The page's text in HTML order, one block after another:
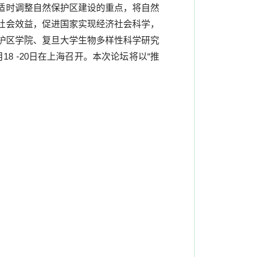
时调整自然保护区建设的重点，将自然
效益，促进国家实现经济社会科学，
区学院、复旦大学生物多样性科学研究
18 -20日在上海召开。本次论坛将以“推